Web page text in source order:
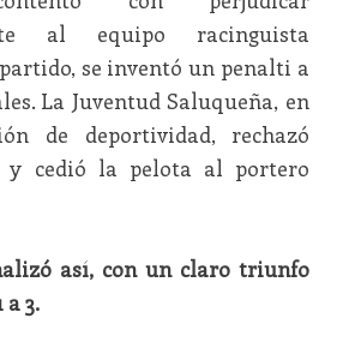
al equipo racinguista
se inventó un penalti a
La Juventud Saluqueña, en
de deportividad, rechazó
cedió la pelota al portero
así, con un claro triunfo
3.